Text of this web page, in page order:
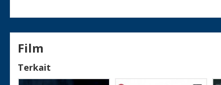
Film
Terkait